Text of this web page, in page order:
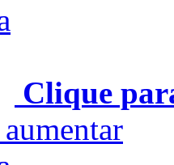
Clique